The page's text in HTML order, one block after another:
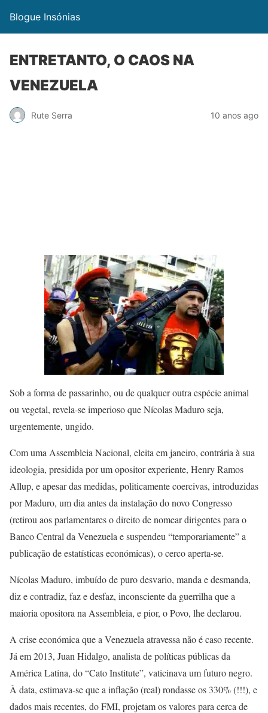
Blogue Insónias
ENTRETANTO, O CAOS NA
VENEZUELA
Rute Serra 10 anos ago
Sob a forma de passarinho, ou de qualquer outra espécie animal
ou vegetal, revela-se imperioso que Nícolas Maduro seja,
urgentemente, ungido.
Com uma Assembleia Nacional, eleita em janeiro, contrária à sua
ideologia, presidida por um opositor experiente, Henry Ramos
Allup, e apesar das medidas, politicamente coercivas, introduzidas
por Maduro, um dia antes da instalação do novo Congresso
(retirou aos parlamentares o direito de nomear dirigentes para o
Banco Central da Venezuela e suspendeu “temporariamente” a
publicação de estatísticas económicas), o cerco aperta-se.
Nícolas Maduro, imbuído de puro desvario, manda e desmanda,
diz e contradiz, faz e desfaz, inconsciente da guerrilha que a
maioria opositora na Assembleia, e pior, o Povo, lhe declarou.
A crise económica que a Venezuela atravessa não é caso recente.
Já em 2013, Juan Hidalgo, analista de políticas públicas da
América Latina, do “Cato Institute”, vaticinava um futuro negro.
À data, estimava-se que a inflação (real) rondasse os 330% (!!!), e
dados mais recentes, do FMI, projetam os valores para cerca de